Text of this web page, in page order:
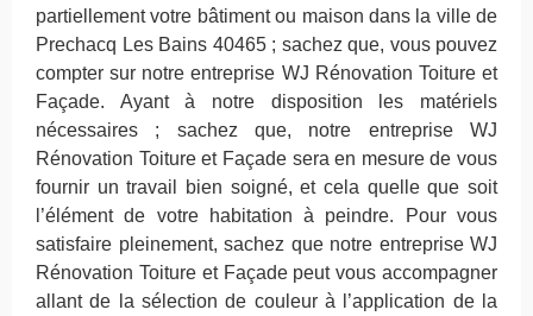
partiellement votre bâtiment ou maison dans la ville de
Prechacq Les Bains 40465 ; sachez que, vous pouvez
compter sur notre entreprise WJ Rénovation Toiture et
Façade. Ayant à notre disposition les matériels
nécessaires ; sachez que, notre entreprise WJ
Rénovation Toiture et Façade sera en mesure de vous
fournir un travail bien soigné, et cela quelle que soit
l’élément de votre habitation à peindre. Pour vous
satisfaire pleinement, sachez que notre entreprise WJ
Rénovation Toiture et Façade peut vous accompagner
allant de la sélection de couleur à l’application de la